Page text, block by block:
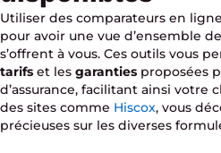
Utiliser des comparateurs en
pour avoir une vue d’ensemble
s’offrent à vous. Ces outils vous
tarifs et les garanties proposées
d’assurance, facilitant ainsi votre
des sites comme Hiscox, vous
précieuses sur les diverses